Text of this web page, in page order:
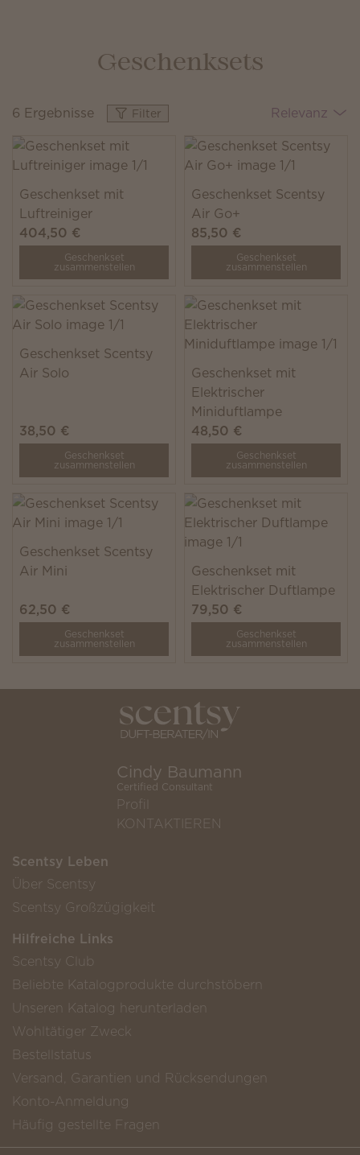
Geschenksets
6 Ergebnisse Filter Relevanz
Geschenkset mit
Luftreiniger
404,50 €
Geschenkset
zusammenstellen
Geschenkset Scentsy
Air Go+
85,50 €
Geschenkset
zusammenstellen
Geschenkset Scentsy
Air Solo
38,50 €
Geschenkset
zusammenstellen
Geschenkset mit
Elektrischer
Miniduftlampe
48,50 €
Geschenkset
zusammenstellen
Geschenkset Scentsy
Air Mini
62,50 €
Geschenkset
zusammenstellen
Geschenkset mit
Elektrischer Duftlampe
79,50 €
Geschenkset
zusammenstellen
Cindy Baumann
Certified Consultant
Profil
KONTAKTIEREN
Scentsy Leben
Über Scentsy
Scentsy Großzügigkeit
Hilfreiche Links
Scentsy Club
Beliebte Katalogprodukte durchstöbern
Unseren Katalog herunterladen
Wohltätiger Zweck
Bestellstatus
Versand, Garantien und Rücksendungen
Konto-Anmeldung
Häufig gestellte Fragen